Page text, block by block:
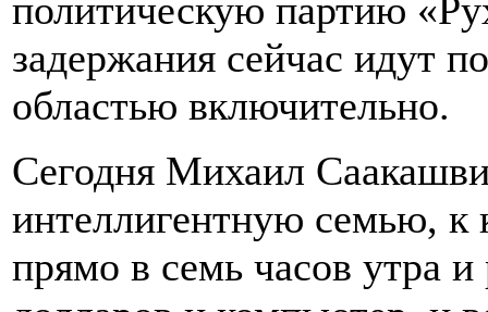
политическую партию
задержания сейчас идут
областью включительно.
Сегодня Михаил
интеллигентную семью, к
прямо в семь часов утра